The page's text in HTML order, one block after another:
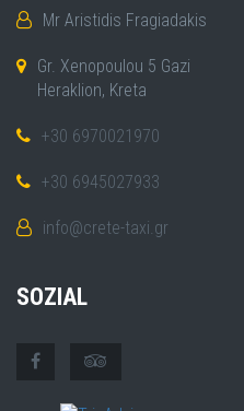
Mr Aristidis Fragiadakis
Gr. Xenopoulou 5 Gazi
Heraklion, Kreta
+30 6970021970
+30 6945027933
info@crete-taxi.gr
SOZIAL